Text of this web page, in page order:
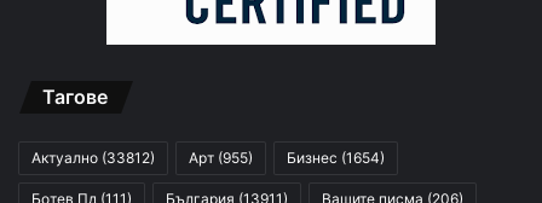
Тагове
Актуално (33812) Арт (955) Бизнес (1654)
Ботев Пд (111) България (13911) Вашите писма (206)